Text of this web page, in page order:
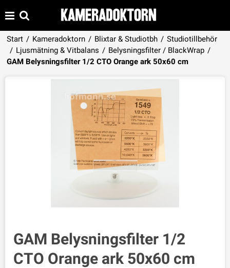
Start / Kameradoktorn / Blixtar & Studiotbh / Studiotillbehör
/ Ljusmätning & Vitbalans / Belysningsfilter / BlackWrap /
GAM Belysningsfilter 1/2 CTO Orange ark 50x60 cm
Produkten har lagts i din varukorg
GAM Belysningsfilter 1/2
CTO Orange ark 50x60 cm